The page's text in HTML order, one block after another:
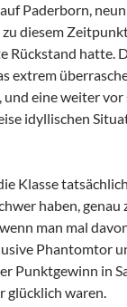
Paderborn,
diesem
Rückstand hatte.
extrem
und eine weiter
idyllischen
Klasse
haben, genau
man mal
Phantomtor
Punktgewinn in
glücklich waren.